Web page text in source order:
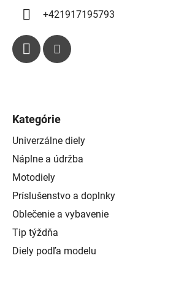
+421917195793
Kategórie
Univerzálne diely
Náplne a údržba
Motodiely
Príslušenstvo a doplnky
Oblečenie a vybavenie
Tip týždňa
Diely podľa modelu